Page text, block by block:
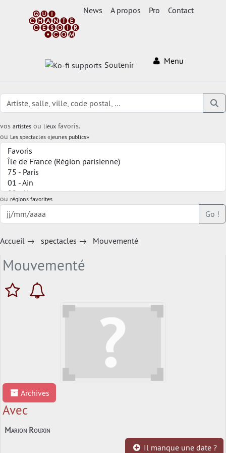
News A propos Pro Contact
Soutenir Menu
vos artistes ou lieux favoris.
ou Les spectacles «jeunes publics»
ou régions favorites
Go !
Accueil → spectacles → Mouvementé
Mouvementé
Archives
Avec
Marion Rouxin
Il manque une date ?